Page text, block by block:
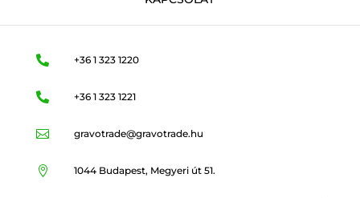
 +36 1 323 1220
 +36 1 323 1221
 gravotrade@gravotrade.hu
 1044 Budapest, Megyeri út 51.